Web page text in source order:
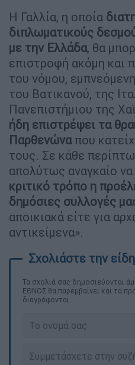
Η Γαλλία, η οποία
διπλωματικούς
με την Ελλάδα, θα
επιστροφή ακόμη και
του νόμου,
του Βατικανού, της
Πανεπιστήμιου της
ήδη επιστρέψει τα
Παρθενώναπου
τους. Σε κάθε
απολύτως αναγκαίο να
κριτικό τρόπο η
δημόσιες συλλογές
αποικιακά είτε για
αντικείμενα».
Τα σχολιά σας δημοσιεύονται
ΕΘΝΟΣ θα παρεμβαίνει και τα
διαγράφονται